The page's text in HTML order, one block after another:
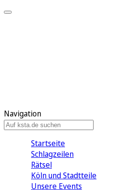
Navigation
Startseite
Schlagzeilen
Rätsel
Köln und Stadtteile
Unsere Events